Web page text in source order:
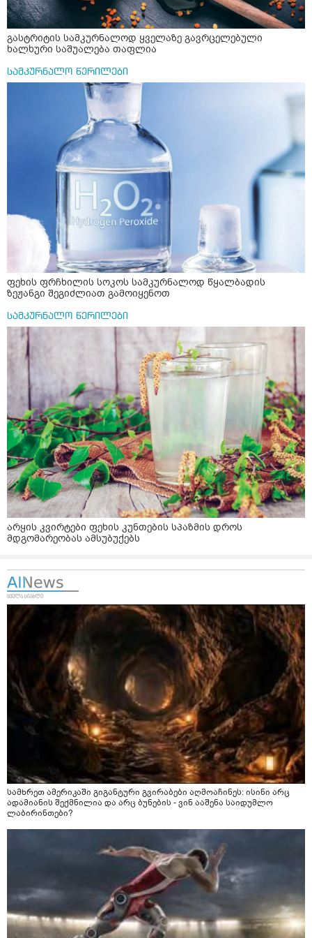
გასტრიტის სამკურნალოდ ყველაზე გავრცელებული
ხალხური საშუალება თაფლია
სამკურნალო წერილები
ფეხის ფრჩხილის სოკოს სამკურნალოდ წყალბადის
ზეჟანგი შეგიძლიათ გამოიყენოთ
სამკურნალო წერილები
არყის კვირტები ფეხის კუნთების სპაზმის დროს
მდგომარეობას ამსუბუქებს
სამხრეთ ამერიკაში გიგანტური გვირაბები აღმოაჩინეს: ისინი არც
ადამიანის შექმნილია და არც ბუნების - ვინ ააშენა საიდუმლო
ლაბირინთები?